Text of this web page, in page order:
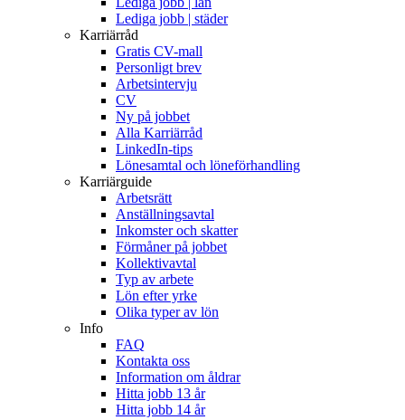
Lediga jobb | städer
Karriärråd
Gratis CV-mall
Personligt brev
Arbetsintervju
CV
Ny på jobbet
Alla Karriärråd
LinkedIn-tips
Lönesamtal och löneförhandling
Karriärguide
Arbetsrätt
Anställningsavtal
Inkomster och skatter
Förmåner på jobbet
Kollektivavtal
Typ av arbete
Lön efter yrke
Olika typer av lön
Info
FAQ
Kontakta oss
Information om åldrar
Hitta jobb 13 år
Hitta jobb 14 år